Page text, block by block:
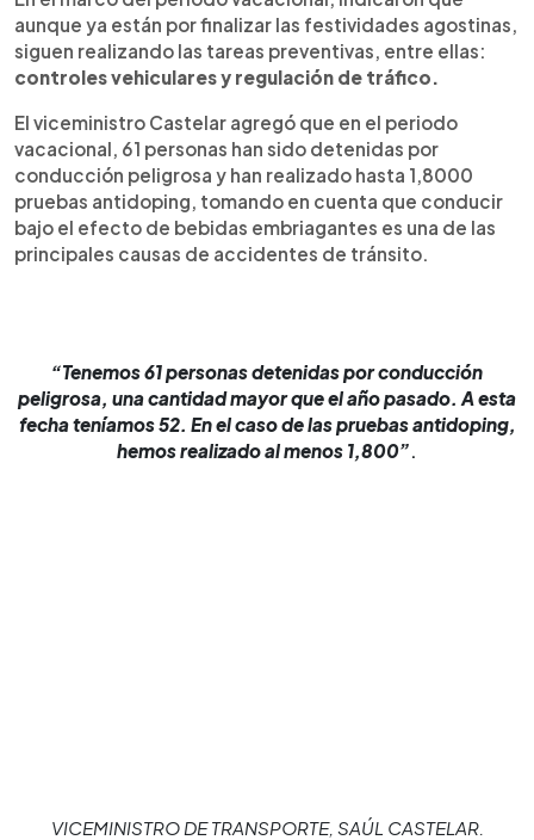
aunque ya están por finalizar las festividades agostinas,
siguen realizando las tareas preventivas, entre ellas:
controles vehiculares y regulación de tráfico.
El viceministro Castelar agregó que en el periodo
vacacional, 61 personas han sido detenidas por
conducción peligrosa y han realizado hasta 1,8000
pruebas antidoping, tomando en cuenta que conducir
bajo el efecto de bebidas embriagantes es una de las
principales causas de accidentes de tránsito.
“Tenemos 61 personas detenidas por conducción
peligrosa, una cantidad mayor que el año pasado. A esta
fecha teníamos 52. En el caso de las pruebas antidoping,
hemos realizado al menos 1,800”
VICEMINISTRO DE TRANSPORTE, SAÚL CASTELAR.